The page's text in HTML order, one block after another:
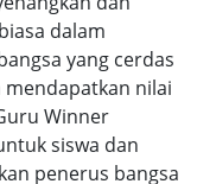
dalam
yang cerdas
nilai
Winner
siswa dan
penerus bangsa